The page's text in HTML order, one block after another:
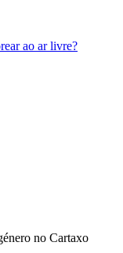
ao ar livre?
no Cartaxo